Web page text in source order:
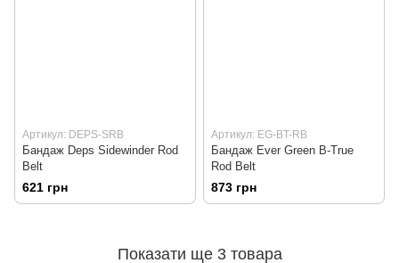
Артикул: DEPS-SRB
Бандаж Deps Sidewinder Rod
Belt
621 грн
Артикул: EG-BT-RB
Бандаж Ever Green B-True
Rod Belt
873 грн
Показати ще 3 товара